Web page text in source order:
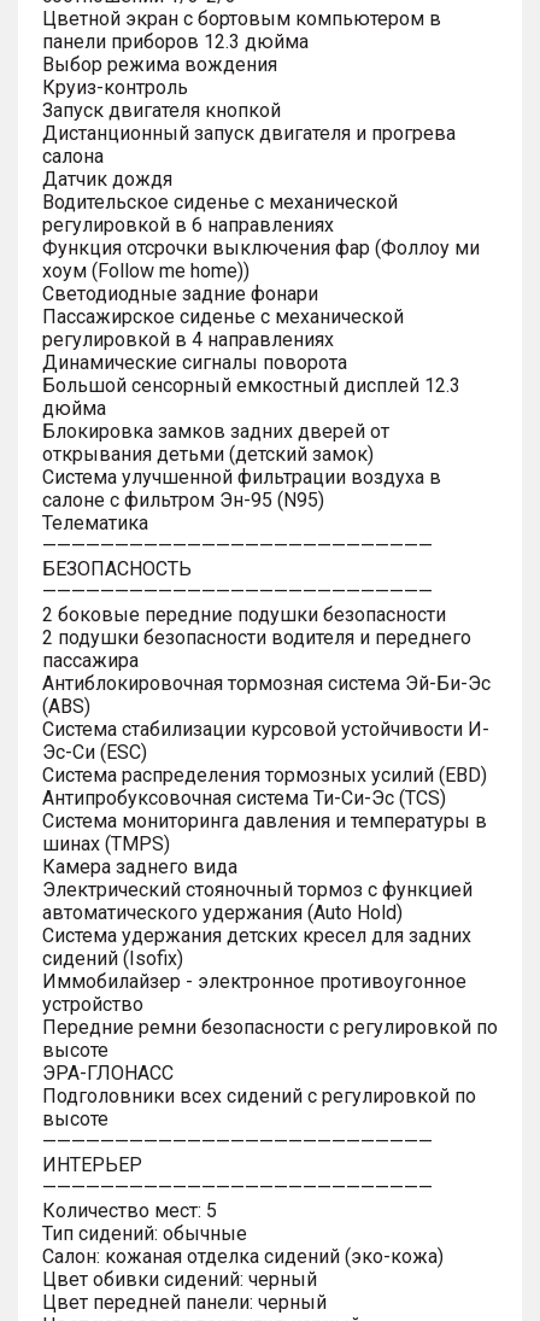
Цветной экран с бортовым компьютером в
панели приборов 12.3 дюйма
Выбор режима вождения
Круиз-контроль
Запуск двигателя кнопкой
Дистанционный запуск двигателя и прогрева
салона
Датчик дождя
Водительское сиденье с механической
регулировкой в 6 направлениях
Функция отсрочки выключения фар (Фоллоу ми
хоум (Follow me home))
Светодиодные задние фонари
Пассажирское сиденье с механической
регулировкой в 4 направлениях
Динамические сигналы поворота
Большой сенсорный емкостный дисплей 12.3
дюйма
Блокировка замков задних дверей от
открывания детьми (детский замок)
Система улучшенной фильтрации воздуха в
салоне с фильтром Эн-95 (N95)
Телематика
———————————————————————————
БЕЗОПАСНОСТЬ
———————————————————————————
2 боковые передние подушки безопасности
2 подушки безопасности водителя и переднего
пассажира
Антиблокировочная тормозная система Эй-Би-Эс
(ABS)
Система стабилизации курсовой устойчивости И-
Эс-Си (ESC)
Система распределения тормозных усилий (EBD)
Антипробуксовочная система Ти-Си-Эс (TCS)
Система мониторинга давления и температуры в
шинах (TMPS)
Камера заднего вида
Электрический стояночный тормоз с функцией
автоматического удержания (Auto Hold)
Система удержания детских кресел для задних
сидений (Isofix)
Иммобилайзер - электронное противоугонное
устройство
Передние ремни безопасности с регулировкой по
высоте
ЭРА-ГЛОНАСС
Подголовники всех сидений с регулировкой по
высоте
———————————————————————————
ИНТЕРЬЕР
———————————————————————————
Количество мест: 5
Тип сидений: обычные
Салон: кожаная отделка сидений (эко-кожа)
Цвет обивки сидений: черный
Цвет передней панели: черный